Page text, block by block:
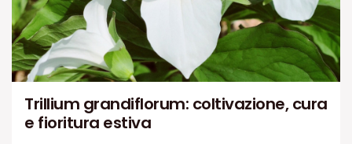
Trillium grandiflorum: coltivazione, cura
e fioritura estiva